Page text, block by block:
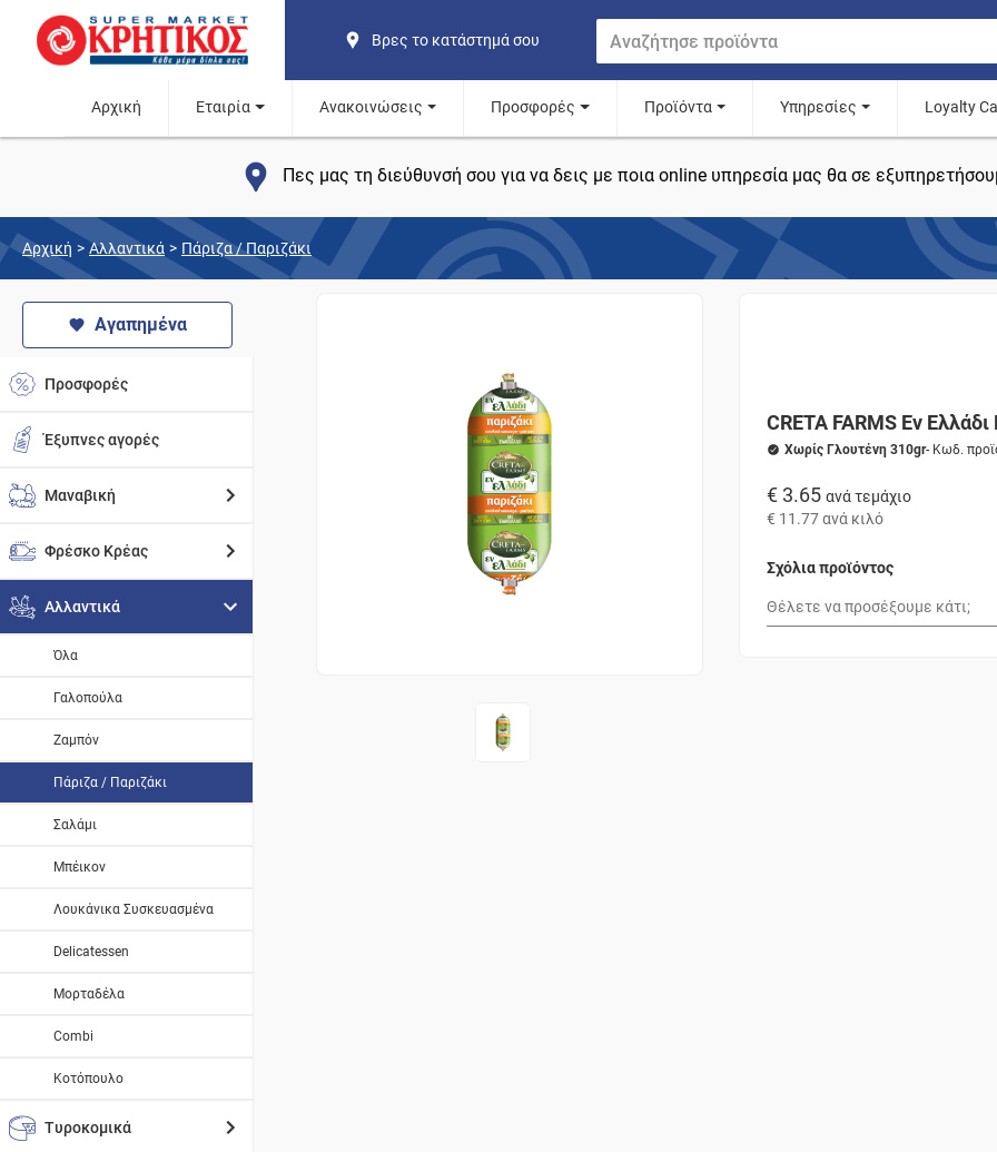
Βρες το κατάστημά σου
Αρχική Εταιρία Ανακοινώσεις Προσφορές Προϊόντα Υπηρεσίες Loyalty
Πες μας τη διεύθυνσή σου για να δεις με ποια online υπηρεσία μας θα σε
Αρχική > Αλλαντικά > Πάριζα / Παριζάκι
Αγαπημένα
Προσφορές
Έξυπνες αγορές
Μαναβική
Φρέσκο Κρέας
Αλλαντικά
Όλα
Γαλοπούλα
Ζαμπόν
Πάριζα / Παριζάκι
Σαλάμι
Μπέικον
Λουκάνικα Συσκευασμένα
Delicatessen
Μορταδέλα
Combi
Κοτόπουλο
Τυροκομικά
CRETA FARMS Εν Ελλάδι
Χωρίς Γλουτένη 310gr- Κωδ.
€ 3.65 ανά τεμάχιο
€ 11.77ανά κιλό
Σχόλια προϊόντος